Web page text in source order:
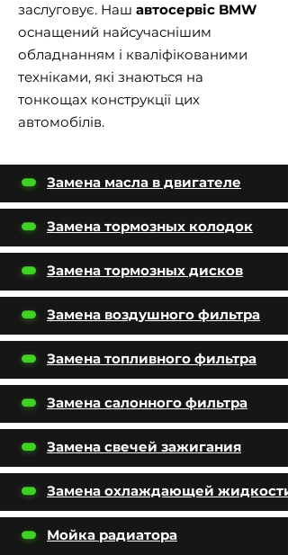
заслуговує. Наш автосервіс BMW
оснащений найсучаснішим
обладнанням і кваліфікованими
техніками, які знаються на
тонкощах конструкції цих
автомобілів.
Замена масла в двигателе
Замена тормозных колодок
Замена тормозных дисков
Замена воздушного фильтра
Замена топливного фильтра
Замена салонного фильтра
Замена свечей зажигания
Замена охлаждающей жидкости
Мойка радиатора